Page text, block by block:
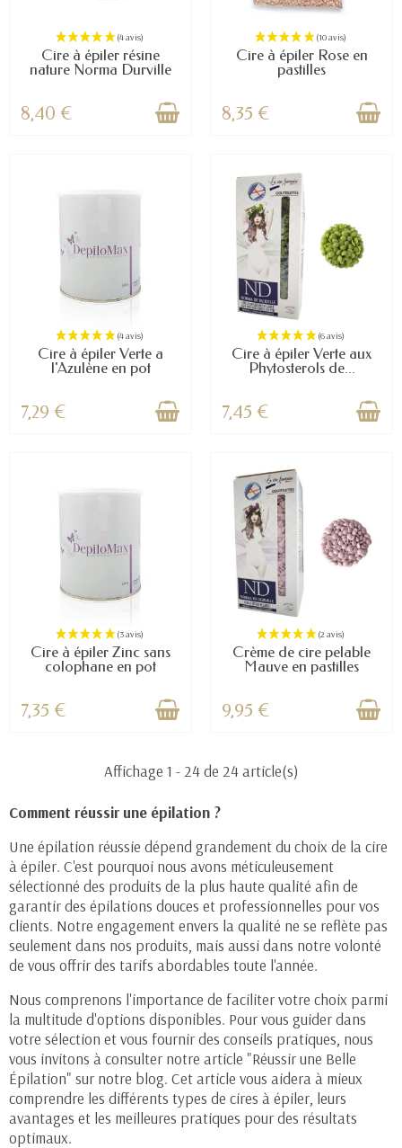
(3 avis)
(2 avis)
Cire à épiler résine
nature Norma Durville
8,40 €
Cire à épiler Rose en
pastilles
8,35 €
Cire à épiler Verte a
l'Azulène en pot
7,29 €
Cire à épiler Verte aux
Phytosterols de...
7,45 €
Cire à épiler Zinc sans
colophane en pot
7,35 €
Crème de cire pelable
Mauve en pastilles
9,95 €
Affichage 1 - 24 de 24 article(s)
Comment réussir une épilation ?
Une épilation réussie dépend grandement du choix de la cire
à épiler. C'est pourquoi nous avons méticuleusement
sélectionné des produits de la plus haute qualité afin de
garantir des épilations douces et professionnelles pour vos
clients. Notre engagement envers la qualité ne se reflète pas
seulement dans nos produits, mais aussi dans notre volonté
de vous offrir des tarifs abordables toute l'année.
Nous comprenons l'importance de faciliter votre choix parmi
la multitude d'options disponibles. Pour vous guider dans
votre sélection et vous fournir des conseils pratiques, nous
vous invitons à consulter notre article "Réussir une Belle
Épilation" sur notre blog. Cet article vous aidera à mieux
comprendre les différents types de cires à épiler, leurs
avantages et les meilleures pratiques pour des résultats
optimaux.